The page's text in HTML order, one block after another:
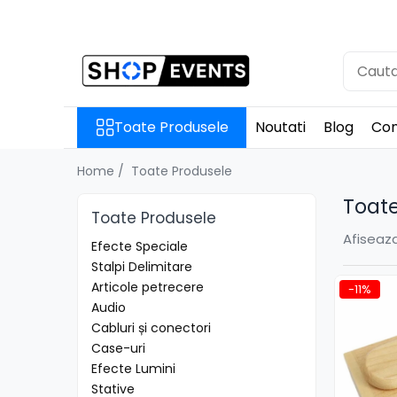
Toate Produsele
Memorii USB din Lemn
Memorii USB cu pix si cutie lemn
Memorie USB Stick dop de pluta
Memorie USB forma de inima
Album Foto sau Guestbook
Audio GuestBook
Props & Creativitate
Toate Produsele Noutati Blog
Home / Toate Produsele
Toate Produsele
Efecte Speciale
Stalpi Delimitare
Articole petrecere
Audio
Cabluri și conectori
Case-uri
Efecte Lumini
Stative
-11%